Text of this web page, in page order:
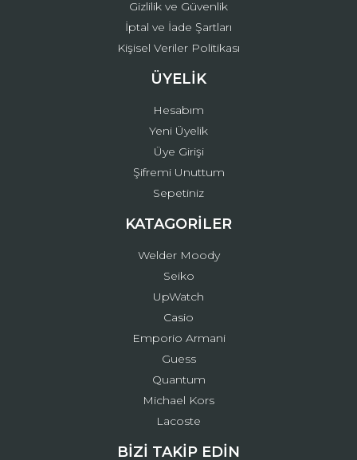
Gizlilik ve Güvenlik
İptal ve İade Şartları
Kişisel Veriler Politikası
ÜYELİK
Hesabım
Yeni Üyelik
Üye Girişi
Şifremi Unuttum
Sepetiniz
KATAGORİLER
Welder Moody
Seiko
UpWatch
Casio
Emporio Armani
Guess
Quantum
Michael Kors
Lacoste
BİZİ TAKİP EDİN